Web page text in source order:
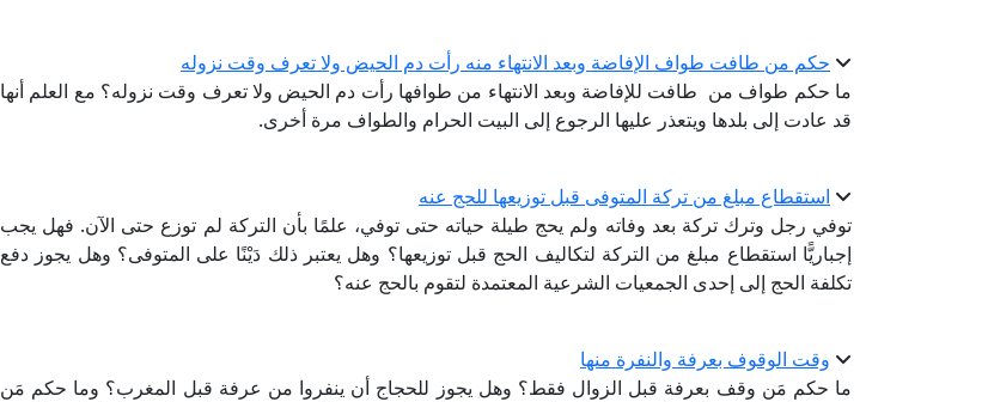
حكم من طافت طواف الإفاضة وبعد الانتهاء منه رأت دم الحيض ولا تعرف وقت نزوله
ما حكم طواف من طافت للإفاضة وبعد الانتهاء من طوافها رأت دم الحيض ولا تعرف وقت نزوله؟ مع العلم أنها
قد عادت إلى بلدها ويتعذر عليها الرجوع إلى البيت الحرام والطواف مرة أخرى.
استقطاع مبلغ من تركة المتوفى قبل توزيعها للحج عنه
توفي رجل وترك تركة بعد وفاته ولم يحج طيلة حياته حتى توفي، علمًا بأن التركة لم توزع حتى الآن. فهل يجب
إجباريًّا استقطاع مبلغ من التركة لتكاليف الحج قبل توزيعها؟ وهل يعتبر ذلك دَيْنًا على المتوفى؟ وهل يجوز دفع
تكلفة الحج إلى إحدى الجمعيات الشرعية المعتمدة لتقوم بالحج عنه؟
وقت الوقوف بعرفة والنفرة منها
ما حكم مَن وقف بعرفة قبل الزوال فقط؟ وهل يجوز للحجاج أن ينفروا من عرفة قبل المغرب؟ وما حكم مَن